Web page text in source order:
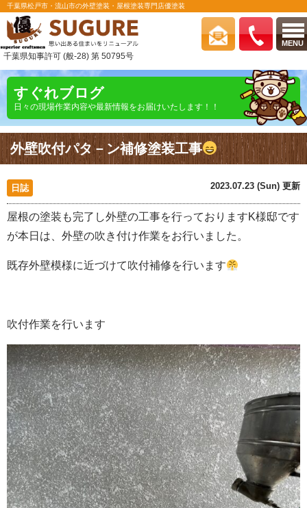
MENU
千葉県松戸市・流山市の外壁塗装・屋根塗装専門店優塗装
千葉県知事許可 (般-28) 第 50795号
すぐれブログ
日々の現場作業内容や最新情報をお届けいたします！！
外壁吹付パタ－ン補修塗装工事
日誌 2023.07.23 (Sun) 更新
屋根の塗装も完了し外壁の工事を行っておりますK様邸です
が本日は、外壁の吹き付け作業をお行いました。
既存外壁模様に近づけて吹付補修を行います
吹付作業を行います